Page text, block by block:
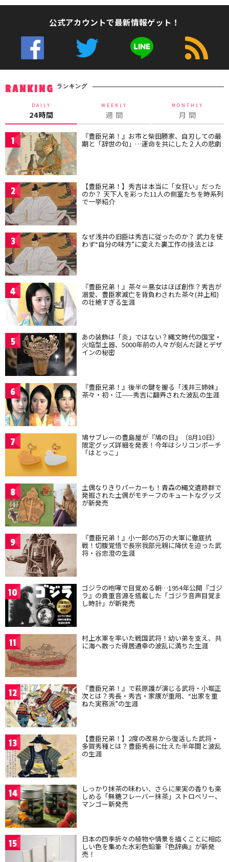
公式アカウントで最新情報ゲット！
RANKING ランキング
DAILY
24時間
WEEKLY
週 間
MONTHLY
月 間
1 『豊臣兄弟！』お市と柴田勝家、自刃しての最
期と「辞世の句」…運命を共にした２人の悲劇
2 【豊臣兄弟！】秀吉は本当に「女狂い」だった
のか？ 天下人を彩った11人の側室たちを時系列
で一挙紹介
3 なぜ浅井の旧臣は秀吉に従ったのか？ 武力を使
わず“自分の味方”に変えた裏工作の技法とは
4 『豊臣兄弟！』茶々＝悪女はほぼ創作？秀吉が
溺愛、豊臣家滅亡を背負わされた茶々(井上和)
の壮絶すぎる生涯
5 あの装飾は「炎」ではない？縄文時代の国宝・
火焔型土器、5000年前の人々が刻んだ謎とデザ
インの秘密
6 『豊臣兄弟！』後半の鍵を握る「浅井三姉妹」
茶々・初・江——秀吉に翻弄された波乱の生涯
7 鳩サブレーの豊島屋が『鳩の日』（8月10日）
限定グッズ詳細を発表！今年はシリコンポーチ
「はとっこ」
8 土偶なりきりパーカーも！青森の縄文遺跡群で
発掘された土偶がモチーフのキュートなグッズ
が新発売
9 『豊臣兄弟！』小一郎の5万の大軍に徹底抗
戦！切腹覚悟で長宗我部元親に降伏を迫った武
将・谷忠澄の生涯
10 ゴジラの咆哮で目覚める朝…1954年公開『ゴジ
ラ』の貴重音源を搭載した「ゴジラ音声目覚ま
し時計」が新発売
11 村上水軍を率いた戦国武将！幼い弟を支え、共
に海へ散った得居通幸の波乱に満ちた生涯
12 『豊臣兄弟！』で萩原護が演じる武将・小堀正
次とは？秀長・秀吉・家康が重用、“出家を重
ねた実務派”の生涯
13 【豊臣兄弟！】2度の改易から復活した武将・
多賀秀種とは？豊臣秀長に仕えた半年間と波乱
の生涯
14 しっかり抹茶の味わい、さらに果実の香りも楽
しめる「無糖フレーバー抹茶」ストロベリー、
マンゴー新発売
15 日本の四季折々の植物や情景を描くことに相応
しい色を集めた水彩色鉛筆『色辞典』が新発
売！